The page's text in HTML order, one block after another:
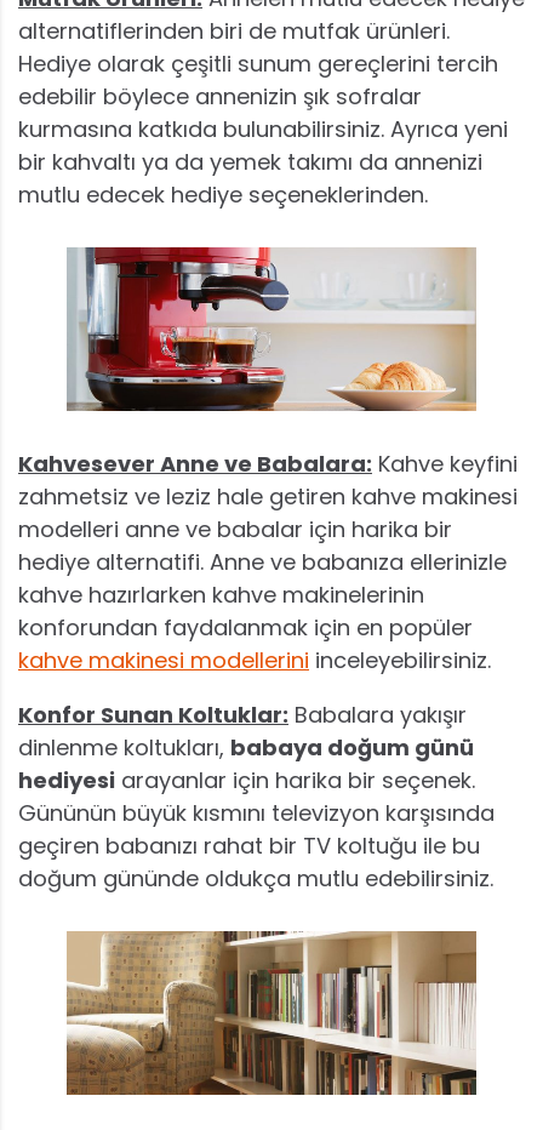
alternatiflerinden biri de mutfak ürünleri.
Hediye olarak çeşitli sunum gereçlerini tercih
edebilir böylece annenizin şık sofralar
kurmasına katkıda bulunabilirsiniz. Ayrıca yeni
bir kahvaltı ya da yemek takımı da annenizi
mutlu edecek hediye seçeneklerinden.
Kahvesever Anne ve Babalara: Kahve keyfini
zahmetsiz ve leziz hale getiren kahve makinesi
modelleri anne ve babalar için harika bir
hediye alternatifi. Anne ve babanıza ellerinizle
kahve hazırlarken kahve makinelerinin
konforundan faydalanmak için en popüler
kahve makinesi modellerini inceleyebilirsiniz.
Konfor Sunan Koltuklar: Babalara yakışır
dinlenme koltukları, babaya doğum günü
hediyesi arayanlar için harika bir seçenek.
Gününün büyük kısmını televizyon karşısında
geçiren babanızı rahat bir TV koltuğu ile bu
doğum gününde oldukça mutlu edebilirsiniz.